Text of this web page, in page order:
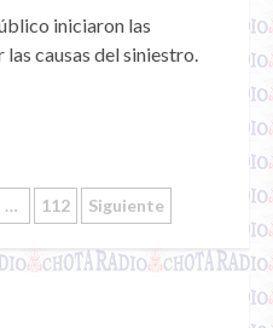
iniciaron las
causas del siniestro.
… 112 Siguiente